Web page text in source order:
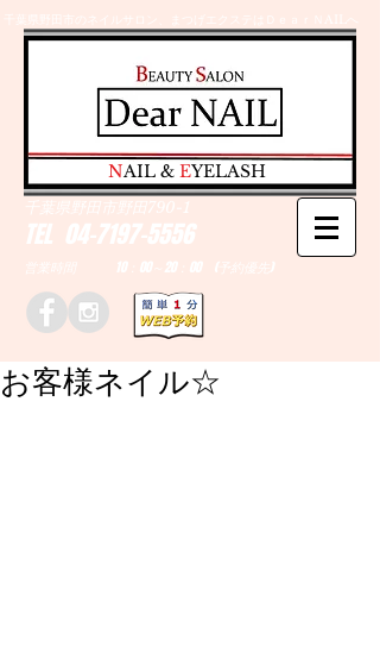
千葉県野田市のネイルサロン、まつげエクステはＤｅａｒＮAILへ
TEL 04-7197-5556
営業時間 10：00～20：00 (予約優先)
千葉県野田市野田790-1
​NAIL & EYELASH
お客様ネイル☆